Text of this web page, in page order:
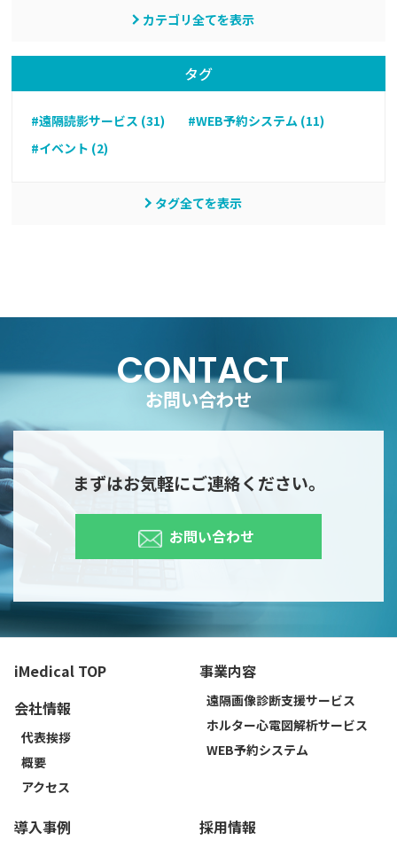
カテゴリ全てを表示
タグ
#遠隔読影サービス (31)
#WEB予約システム (11)
#イベント (2)
タグ全てを表示
CONTACT
お問い合わせ
まずはお気軽にご連絡ください。
お問い合わせ
iMedical TOP
会社情報
代表挨拶
概要
アクセス
事業内容
遠隔画像診断支援サービス
ホルター心電図解析サービス
WEB予約システム
導入事例 採用情報